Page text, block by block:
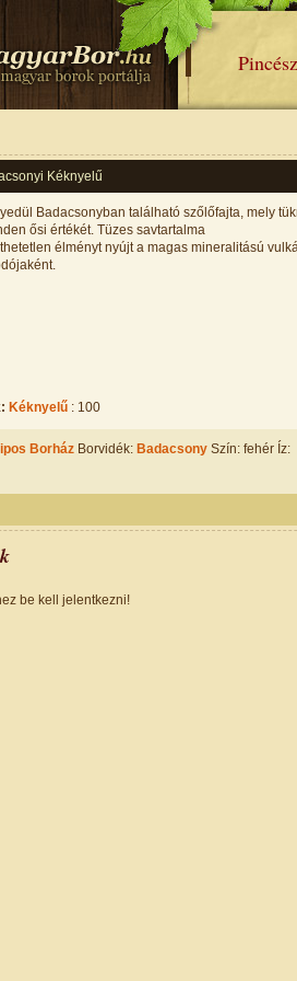
Kéknyelű
Badacsonyban található szőlőfajta, mely
ősi értékét. Tüzes savtartalma
élményt nyújt a magas mineralitású
Borház Borvidék: Badacsony Szín: fehér Íz:
Kéknyelű : 100
be kell jelentkezni!